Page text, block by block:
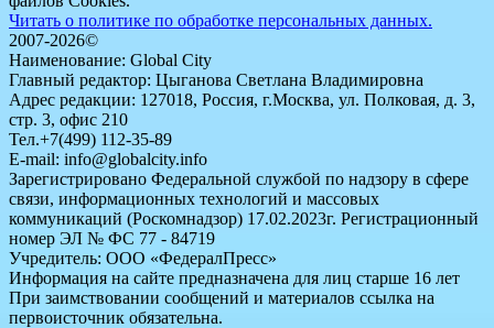
Читать о политике по обработке персональных данных.
2007-2026©
Наименование: Global City
Главный редактор: Цыганова Светлана Владимировна
Адрес редакции: 127018, Россия, г.Москва, ул. Полковая, д. 3,
стр. 3, офис 210
Тел.+7(499) 112-35-89
E-mail: info@globalcity.info
Зарегистрировано Федеральной службой по надзору в сфере
связи, информационных технологий и массовых
коммуникаций (Роскомнадзор) 17.02.2023г. Регистрационный
номер ЭЛ № ФС 77 - 84719
Учредитель: ООО «ФедералПресс»
Информация на сайте предназначена для лиц старше 16 лет
При заимствовании сообщений и материалов ссылка на
первоисточник обязательна.